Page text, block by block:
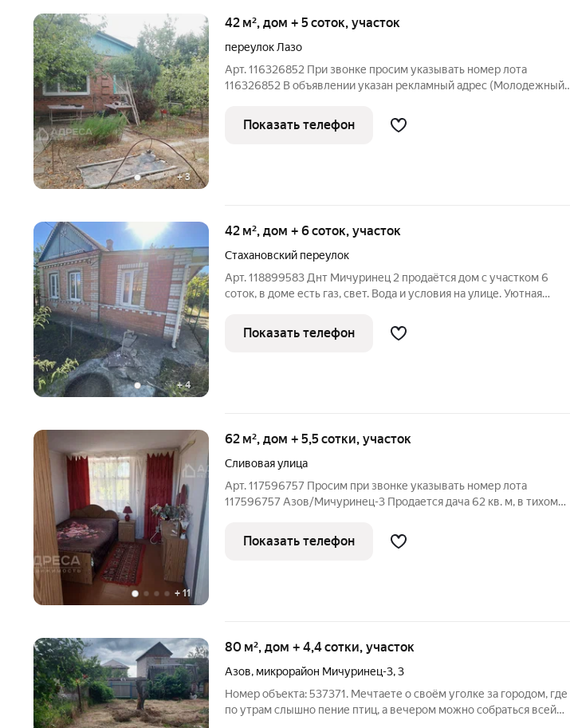
+3
42 м², дом + 5 соток, участок
переулок Лазо
Арт. 116326852 При звонке просим указывать номер лота
116326852 В объявлении указан рекламный адрес (Молодежный/
расположение хорошее, рядом остановка и магазины. Подъезд
круглый год, улица жилая.
Показать телефон
+4
42 м², дом + 6 соток, участок
Стахановский переулок
Арт. 118899583 Днт Мичуринец 2 продаётся дом с участком 6
соток, в доме есть газ, свет. Вода и условия на улице. Уютная
Отличное местонахождение-в пешей доступности магазин и
остановки
Показать телефон
+ 11
62 м², дом + 5,5 сотки, участок
Сливовая улица
Арт. 117596757 Просим при звонке указывать номер лота
117596757 Азов/Мичуринец-3 Продается дача 62 кв. м, в тихом
въезд, есть место под постройку гаража, фруктовый сад, цветник,
хоз.
Показать телефон
80 м², дом + 4,4 сотки, участок
Азов, микрорайон Мичуринец-3,3
Номер объекта: 537371. Мечтаете о своём уголке за городом, где
по утрам слышно пение птиц, а вечером можно собраться всей